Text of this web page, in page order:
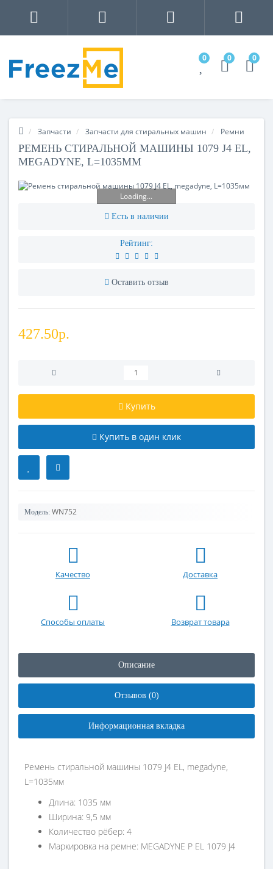
0 0 0
Запчасти Запчасти для стиральных машин Ремни
РЕМЕНЬ СТИРАЛЬНОЙ МАШИНЫ 1079 J4 EL,
MEGADYNE, L=1035ММ
Loading...
Есть в наличии
Рейтинг:
Оставить отзыв
427.50р.
Купить
Купить в один клик
Модель: WN752
Качество Доставка
Способы оплаты Возврат товара
Описание
Отзывов (0)
Информационная вкладка
Ремень стиральной машины 1079 J4 EL, megadyne,
L=1035мм
Длина: 1035 мм
Ширина: 9,5 мм
Количество рёбер: 4
Маркировка на ремне: MEGADYNE P EL 1079 J4